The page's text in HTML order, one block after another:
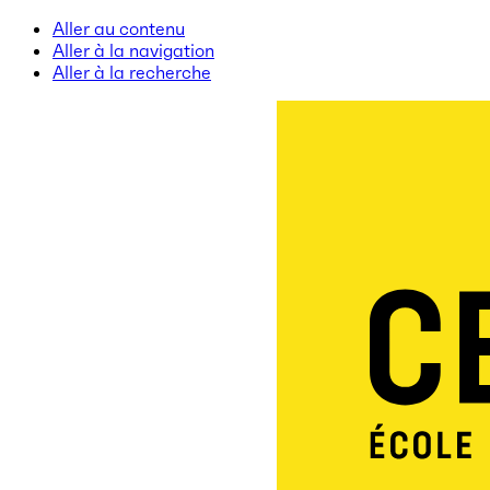
Aller au contenu
Aller à la navigation
Aller à la recherche